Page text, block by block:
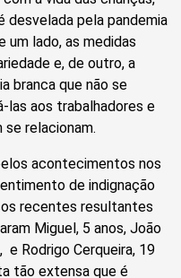
desvelada pela pandemia
lado, as medidas
e, de outro, a
branca que não se
las aos trabalhadores e
relacionam.
acontecimentos nos
de indignação
recentes resultantes
Miguel, 5 anos, João
e Rodrigo Cerqueira, 19
tão extensa que é